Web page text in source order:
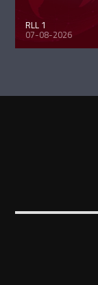
RLL 1
07-08-2026